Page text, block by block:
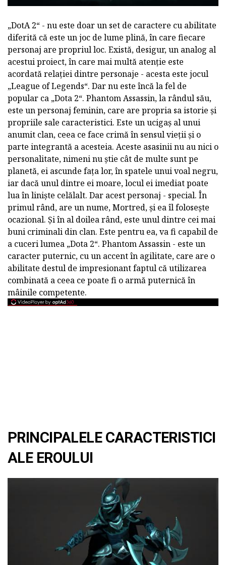
„DotA 2“ - nu este doar un set de caractere cu abilitate
diferită că este un joc de lume plină, în care fiecare
personaj are propriul loc. Există, desigur, un analog al
acestui proiect, în care mai multă atenție este
acordată relației dintre personaje - acesta este jocul
„League of Legends“. Dar nu este încă la fel de
popular ca „Dota 2“. Phantom Assassin, la rândul său,
este un personaj feminin, care are propria sa istorie și
propriile sale caracteristici. Este un ucigaș al unui
anumit clan, ceea ce face crimă în sensul vieții și o
parte integrantă a acesteia. Aceste asasinii nu au nici o
personalitate, nimeni nu știe cât de multe sunt pe
planetă, ei ascunde fața lor, în spatele unui voal negru,
iar dacă unul dintre ei moare, locul ei imediat poate
lua în liniște celălalt. Dar acest personaj - special. În
primul rând, are un nume, Mortred, și ea îl folosește
ocazional. Și în al doilea rând, este unul dintre cei mai
buni criminali din clan. Este pentru ea, va fi capabil de
a cuceri lumea „Dota 2“. Phantom Assassin - este un
caracter puternic, cu un accent în agilitate, care are o
abilitate destul de impresionant faptul că utilizarea
combinată a ceea ce poate fi o armă puternică în
mâinile competente.
PRINCIPALELE CARACTERISTICI
ALE EROULUI